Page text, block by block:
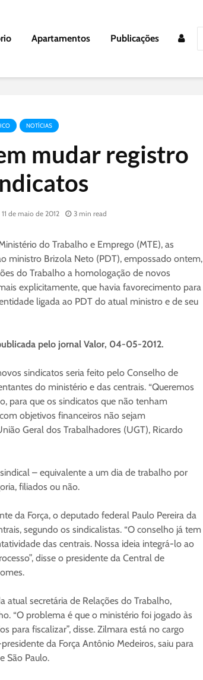
Apartamentos Publicações
NOTÍCIAS
mudar registro
11 de maio de 2012 3 min read
do Trabalho e Emprego (MTE), as
ministro Brizola Neto (PDT), empossado ontem,
do Trabalho a homologação de novos
explicitamente, que havia favorecimento para
ligada ao PDT do atual ministro e de seu
pelo jornal Valor, 04-05-2012.
sindicatos seria feito pelo Conselho de
do ministério e das centrais. “Queremos
para que os sindicatos que não tenham
objetivos financeiros não sejam
Geral dos Trabalhadores (UGT), Ricardo
– equivalente a um dia de trabalho por
filiados ou não.
da Força, o deputado federal Paulo Pereira da
segundo os sindicalistas. “O conselho já tem
das centrais. Nossa ideia integrá-lo ao
disse o presidente da Central de
secretária de Relações do Trabalho,
“O problema é que o ministério foi jogado às
para fiscalizar”, disse. Zilmara está no cargo
da Força Antônio Medeiros, saiu para
São Paulo.